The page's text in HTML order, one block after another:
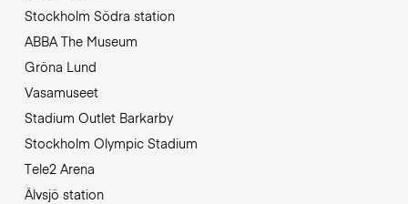
Stockholm Södra station
ABBA The Museum
Gröna Lund
Vasamuseet
Stadium Outlet Barkarby
Stockholm Olympic Stadium
Tele2 Arena
Älvsjö station